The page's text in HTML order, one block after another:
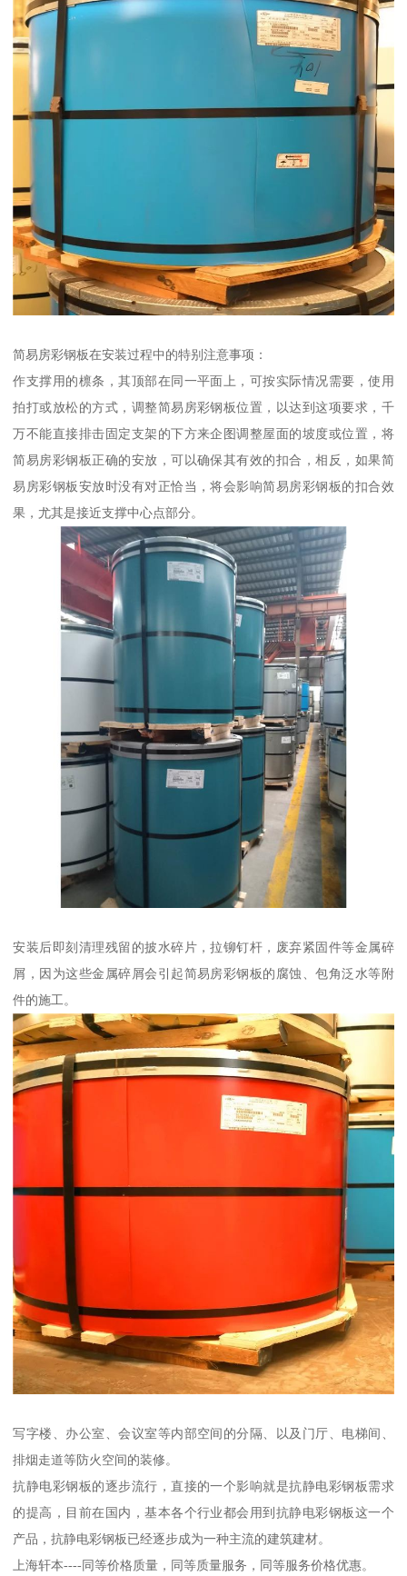
简易房彩钢板在安装过程中的特别注意事项：
作支撑用的檩条，其顶部在同一平面上，可按实际情况需要，使用
拍打或放松的方式，调整简易房彩钢板位置，以达到这项要求，千
万不能直接排击固定支架的下方来企图调整屋面的坡度或位置，将
简易房彩钢板正确的安放，可以确保其有效的扣合，相反，如果简
易房彩钢板安放时没有对正恰当，将会影响简易房彩钢板的扣合效
果，尤其是接近支撑中心点部分。
安装后即刻清理残留的披水碎片，拉铆钉杆，废弃紧固件等金属碎
屑，因为这些金属碎屑会引起简易房彩钢板的腐蚀、包角泛水等附
件的施工。
写字楼、办公室、会议室等内部空间的分隔、以及门厅、电梯间、
排烟走道等防火空间的装修。
抗静电彩钢板的逐步流行，直接的一个影响就是抗静电彩钢板需求
的提高，目前在国内，基本各个行业都会用到抗静电彩钢板这一个
产品，抗静电彩钢板已经逐步成为一种主流的建筑建材。
上海轩本----同等价格质量，同等质量服务，同等服务价格优惠。